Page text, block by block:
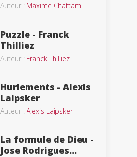
Auteur : Maxime Chattam
Puzzle - Franck
Thilliez
Auteur : Franck Thilliez
Hurlements - Alexis
Laipsker
Auteur : Alexis Laipsker
La formule de Dieu -
Jose Rodrigues...